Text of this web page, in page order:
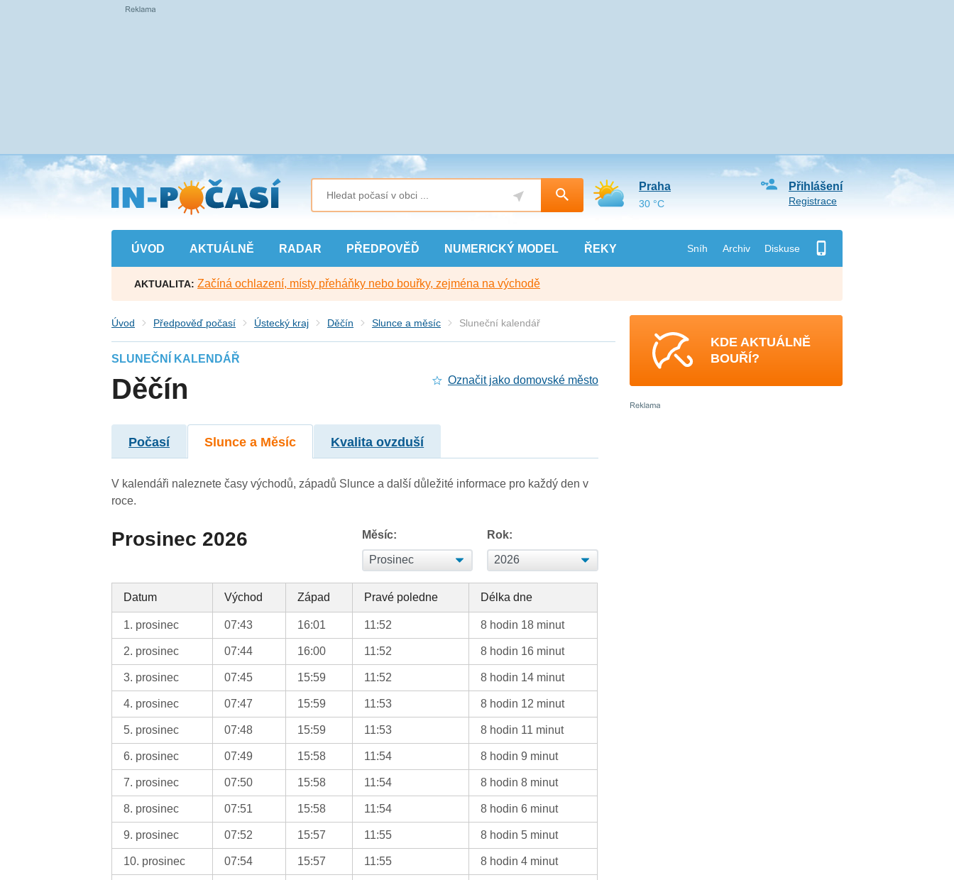
Přejít
na
hlavní
obsah
ÚVOD AKTUÁLNĚ RADAR PŘEDPOVĚĎ NUMERICKÝ MODEL ŘEKY Sníh Archiv Diskuse
Přihlášení
Registrace
Praha
30 °C
AKTUALITA: Začíná ochlazení, místy přeháňky nebo bouřky, zejména na východě
Úvod Předpověď počasí Ústecký kraj Děčín Slunce a měsíc Sluneční kalendář
SLUNEČNÍ KALENDÁŘ
Děčín Označit jako domovské město
Počasí Slunce a Měsíc Kvalita ovzduší
V kalendáři naleznete časy východů, západů Slunce a další důležité informace pro každý den v
roce.
Prosinec 2026 Měsíc: Rok:
Datum Východ Západ Pravé poledne Délka dne
1. prosinec 07:43 16:01 11:52 8 hodin 18 minut
2. prosinec 07:44 16:00 11:52 8 hodin 16 minut
3. prosinec 07:45 15:59 11:52 8 hodin 14 minut
4. prosinec 07:47 15:59 11:53 8 hodin 12 minut
5. prosinec 07:48 15:59 11:53 8 hodin 11 minut
6. prosinec 07:49 15:58 11:54 8 hodin 9 minut
7. prosinec 07:50 15:58 11:54 8 hodin 8 minut
8. prosinec 07:51 15:58 11:54 8 hodin 6 minut
9. prosinec 07:52 15:57 11:55 8 hodin 5 minut
10. prosinec 07:54 15:57 11:55 8 hodin 4 minut
KDE AKTUÁLNĚ
BOUŘÍ?